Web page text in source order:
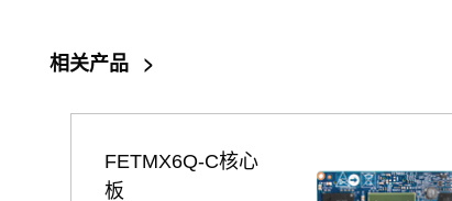
相关产品 >
FETMX6Q-C核心
板